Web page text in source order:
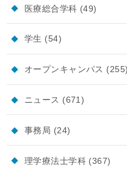
医療総合学科 (49)
学生 (54)
オープンキャンパス (255)
ニュース (671)
事務局 (24)
理学療法士学科 (367)